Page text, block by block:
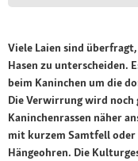
Viele Laien sind
Hasen zu unterscheiden.
beim Kaninchen um die
Die Verwirrung wird noch
Kaninchenrassen näher
mit kurzem Samtfell oder
Hängeohren. Die